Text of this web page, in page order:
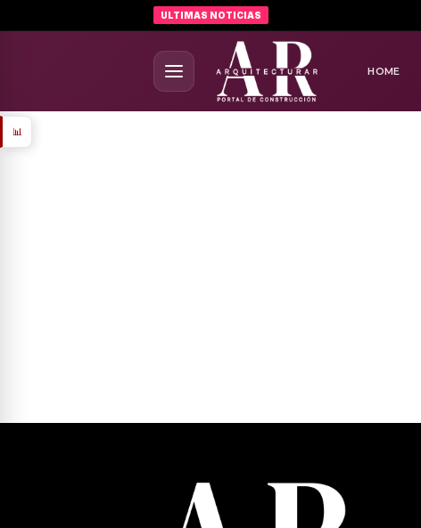
ULTIMAS NOTICIAS
HOME
📊